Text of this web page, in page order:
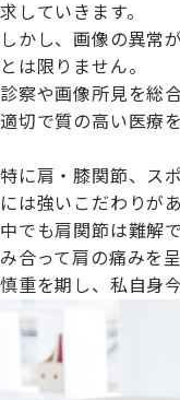
求していきます。
しかし、画像の異常
とは限りません。
診察や画像所見を総
適切で質の高い医療
特に肩・膝関節、ス
には強いこだわりがあ
中でも肩関節は難解
み合って肩の痛みを
慎重を期し、私自身